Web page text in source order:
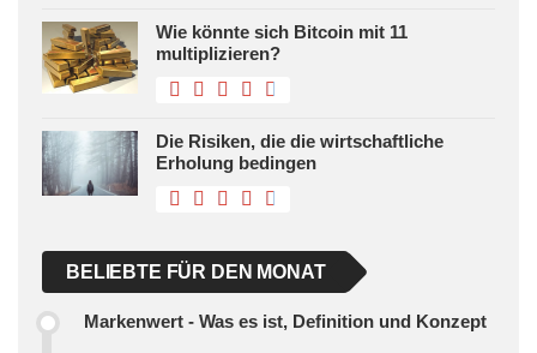
Wie könnte sich Bitcoin mit 11
multiplizieren?
Die Risiken, die die wirtschaftliche
Erholung bedingen
BELIEBTE FÜR DEN MONAT
Markenwert - Was es ist, Definition und Konzept